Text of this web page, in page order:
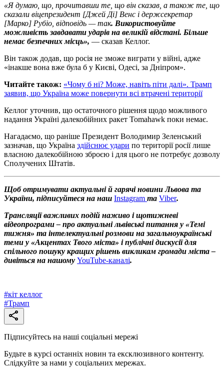
«Я думаю, що, прочитавши те, що він сказав, а також те, що
сказали віцепрезидент [Джей Ді] Венс і держсекретар
[Марко] Рубіо, відповідь — так. Використовуйте
можливість завдавати ударів на великій відстані. Більше
немає безпечних місць», — сказав Келлог.
Він також додав, що росія не зможе виграти у війні, адже
«інакше вона вже була б у Києві, Одесі, за Дніпром».
Читайте також: «Чому б ні? Може, навіть піти далі». Трамп
заявив, що Україна може повернути всі втрачені території
Келлог уточнив, що остаточного рішення щодо можливого
надання Україні далекобійних ракет Tomahawk поки немає.
Нагадаємо, що раніше Президент Володимир Зеленський
зазначав, що Україна здійснює удари по території росії лише
власною далекобійною зброєю і для цього не потребує дозволу
Сполучених Штатів.
Щоб отримувати актуальні й гарячі новини Львова та
України, підписуйтеся на наш Instagram та Viber.
Трансляції важливих подій наживо і щотижневі
відеопрограми – про актуальні львівські питання у «Темі
тижня» та інтелектуальні розмови на загальноукраїнські
теми у «Акцентах Твого міста» і публічні дискусії для
спільного пошуку кращих рішень викликам громади міста –
дивіться на нашому YouTube-каналі.
#кіт келлог
#Трамп
Підписуйтесь на наші соціальні мережі
Будьте в курсі останніх новин та ексклюзивного контенту.
Слідкуйте за нами у соціальних мережах.